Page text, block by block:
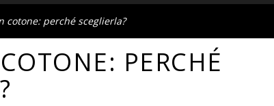
cotone: perché sceglierla?
PERCHÉ